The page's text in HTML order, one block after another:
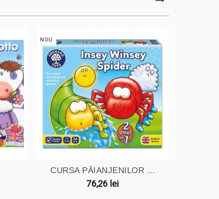
NOU
CURSA PĂIANJENILOR ...
76,26 lei